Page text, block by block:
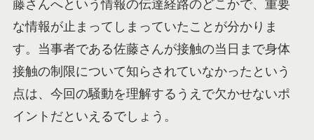
藤さんへという情報の伝達経路のどこかで、重要
な情報が止まってしまっていたことが分かりま
す。当事者である佐藤さんが接触の当日まで身体
接触の制限について知らされていなかったという
点は、今回の騒動を理解するうえで欠かせないポ
イントだといえるでしょう。